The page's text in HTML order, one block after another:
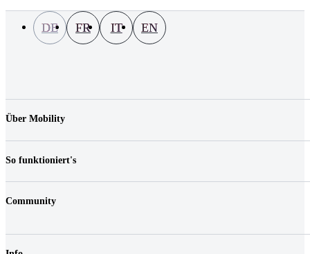
Über Mobility
Jobs & Karriere
Medien
So funktioniert's
Standorte
Community
DE FR IT EN